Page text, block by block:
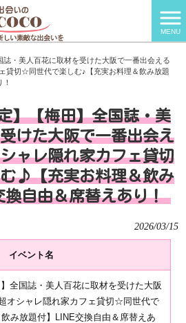
MENU
誌・美人百花に取材を受けた大阪で一番出会える
貸切☆同世代で楽しむ♪【充実お料理＆飲み放題
】【梅田】全国誌・美
けた大阪で一番出会え
ャレ隠れ家カフェ貸切
♪【充実お料理＆飲み
換自由＆席替えあり！
2026/03/15
イベント名
】全国誌・美人百花に取材を受けた大阪
オシャレ隠れ家カフェ貸切☆同世代で
み放題付】LINE交換自由＆席替えあ